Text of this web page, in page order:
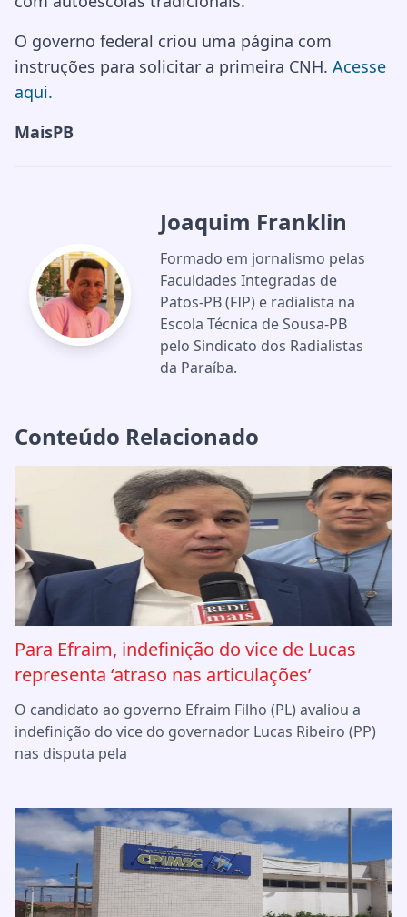
O governo federal criou uma página com
instruções para solicitar a primeira CNH. Acesse
aqui.
MaisPB
Joaquim Franklin
Formado em jornalismo pelas
Faculdades Integradas de
Patos-PB (FIP) e radialista na
Escola Técnica de Sousa-PB
pelo Sindicato dos Radialistas
da Paraíba.
Conteúdo Relacionado
Para Efraim, indefinição do vice de Lucas
representa ‘atraso nas articulações’
O candidato ao governo Efraim Filho (PL) avaliou a
indefinição do vice do governador Lucas Ribeiro (PP)
nas disputa pela